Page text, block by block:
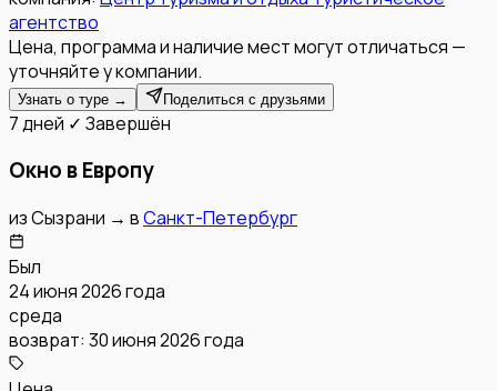
агентство
Цена, программа и наличие мест могут отличаться —
уточняйте у компании.
Узнать о туре → Поделиться с друзьями
7 дней ✓ Завершён
Окно в Европу
изСызрани → вСанкт-Петербург
Был
24 июня 2026 года
среда
возврат: 30 июня 2026 года